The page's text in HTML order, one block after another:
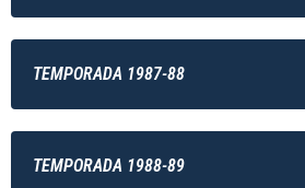
TEMPORADA 1987-88
TEMPORADA 1988-89